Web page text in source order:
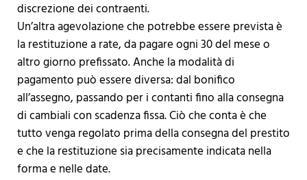
discrezione dei contraenti.
Un’altra agevolazione che potrebbe essere prevista è
la restituzione a rate, da pagare ogni 30 del mese o
altro giorno prefissato. Anche la modalità di
pagamento può essere diversa: dal bonifico
all’assegno, passando per i contanti fino alla consegna
di cambiali con scadenza fissa. Ciò che conta è che
tutto venga regolato prima della consegna del prestito
e che la restituzione sia precisamente indicata nella
forma e nelle date.